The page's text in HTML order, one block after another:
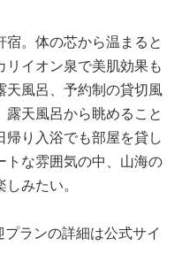
。体の芯から温まると
イオン泉で美肌効果も
天風呂、予約制の貸切風
天風呂から眺めること
り入浴でも部屋を貸し
トな雰囲気の中、山海の
みたい。
ランの詳細は公式サイ